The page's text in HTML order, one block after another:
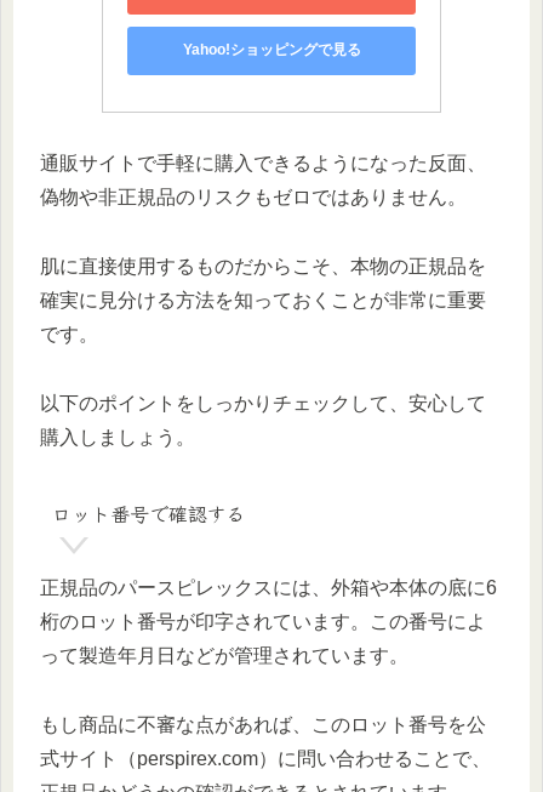
Yahoo!ショッピングで見る
通販サイトで手軽に購入できるようになった反面、
偽物や非正規品のリスクもゼロではありません。
肌に直接使用するものだからこそ、本物の正規品を
確実に見分ける方法を知っておくことが非常に重要
です。
以下のポイントをしっかりチェックして、安心して
購入しましょう。
ロット番号で確認する
正規品のパースピレックスには、外箱や本体の底に6
桁のロット番号が印字されています。この番号によ
って製造年月日などが管理されています。
もし商品に不審な点があれば、このロット番号を公
式サイト（perspirex.com）に問い合わせることで、